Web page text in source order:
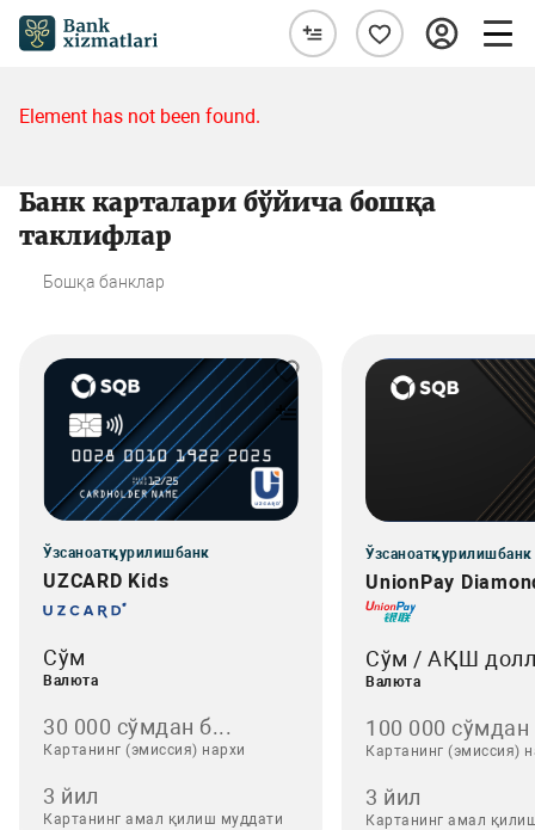
Element has not been found.
Банк карталари бўйича бошқа
таклифлар
Бошқа банклар
Ўзсаноатқурилишбанк
UZCARD Kids
Сўм
Валюта
30 000 сўмдан б...
Картанинг (эмиссия) нархи
3 йил
Картанинг амал қилиш муддати
Ўзсаноатқурилишбанк
UnionPay
Сўм / АҚШ
Валюта
100 000 сўмдан
Картанинг (эмиссия)
3 йил
Картанинг амал